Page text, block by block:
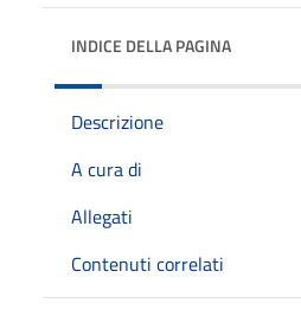
INDICE DELLA PAGINA
Descrizione
A cura di
Allegati
Contenuti correlati